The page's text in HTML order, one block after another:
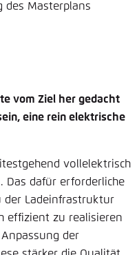
des Masterplans
vom Ziel her gedacht
eine rein elektrische
vollelektrisch
Das dafür erforderliche
der Ladeinfrastruktur
effizient zu realisieren
der